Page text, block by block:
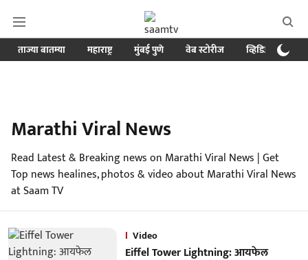
ताज्या बातम्या महाराष्ट्र मुंबई पुणे वेब स्टोरीज व्हिडिओ
Marathi Viral News
Read Latest & Breaking news on Marathi Viral News | Get
Top news healines, photos & video about Marathi Viral News
at Saam TV
Video
Eiffel Tower Lightning: आयफेल